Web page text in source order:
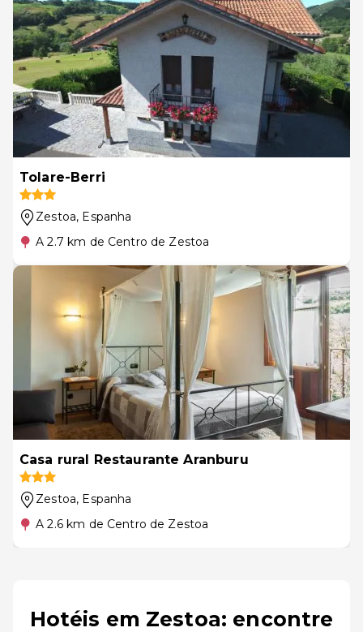
Tolare-Berri
Zestoa, Espanha
A 2.7 km de Centro de Zestoa
Casa rural Restaurante Aranburu
Zestoa, Espanha
A 2.6 km de Centro de Zestoa
Hotéis em Zestoa: encontre